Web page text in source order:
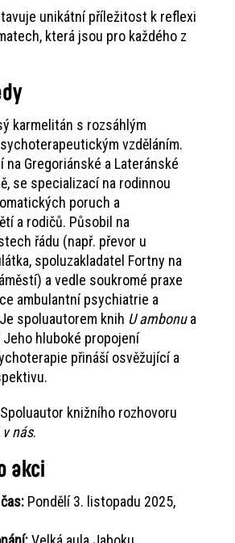
unikátní příležitost k reflexi
která jsou pro každého z
karmelitán s rozsáhlým
vzděláním.
Gregoriánské a Lateránské
se specializací na rodinnou
poruch a
a rodičů. Působil na
řádu (např. převor u
spoluzakladatel Fortny na
a vedle soukromé praxe
ambulantní psychiatrie a
spoluautorem knih U ambonua
Jeho hluboké propojení
přináší osvěžující a
knižního rozhovoru
nás.
akci
Pondělí 3. listopadu 2025,